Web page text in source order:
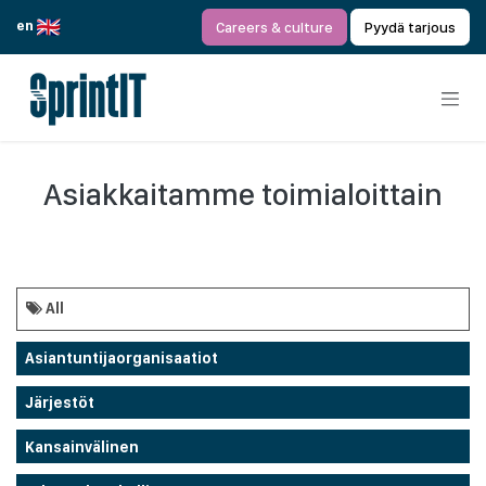
en
Careers & culture Pyydä tarjous
Asiakkaitamme toimialoittain
All
Asiantuntijaorganisaatiot
Järjestöt
Kansainvälinen